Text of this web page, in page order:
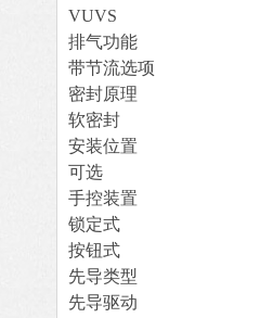
VUVS
排气功能
带节流选项
密封原理
软密封
安装位置
可选
手控装置
锁定式
按钮式
先导类型
先导驱动